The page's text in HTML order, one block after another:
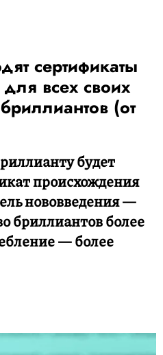
сертификаты
всех своих
(от
будет
происхождения
нововведения —
бриллиантов более
— более